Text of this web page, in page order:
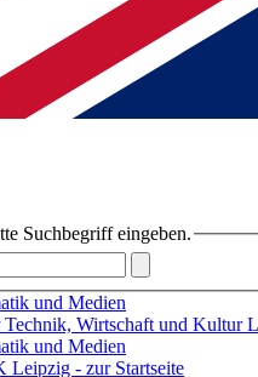
Suchbegriff eingeben.
und Medien
Technik, Wirtschaft und Kultur
und Medien